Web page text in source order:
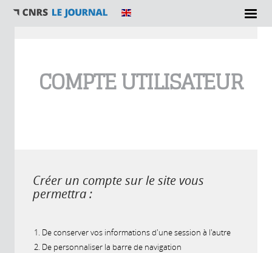
COMPTE UTILISATEUR
Créer un compte sur le site vous
permettra :
De conserver vos informations d'une session à l'autre
De personnaliser la barre de navigation